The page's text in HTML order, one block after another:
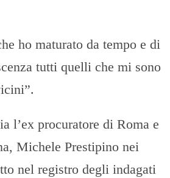
ho maturato da tempo e di
tutti quelli che mi sono
l’ex procuratore di Roma e
Michele Prestipino nei
nel registro degli indagati